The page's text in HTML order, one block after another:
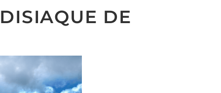
DE